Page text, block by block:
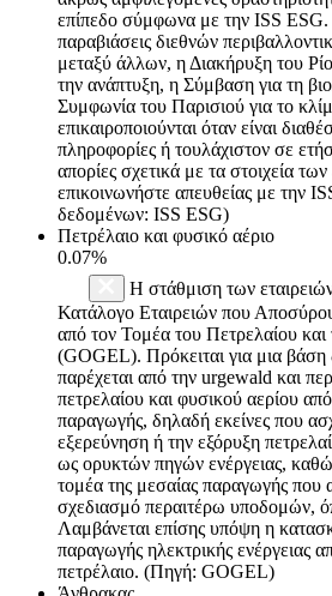
επίπεδο σύμφωνα με την ISS ESG.
παραβιάσεις διεθνών
μεταξύ άλλων, η Διακήρυξη του
την ανάπτυξη, η Σύμβαση για τη
Συμφωνία του Παρισιού για το
επικαιροποιούνται όταν είναι
πληροφορίες ή τουλάχιστον σε
απορίες σχετικά με τα στοιχεία των
επικοινωνήστε απευθείας με την
δεδομένων: ISS ESG)
Πετρέλαιο και φυσικό αέριο
0.07%
Η στάθμιση των
Κατάλογο Εταιρειών που
από τον Τομέα του Πετρελαίου
(GOGEL). Πρόκειται για μια
παρέχεται από την urgewald και
πετρελαίου και φυσικού αερίου
παραγωγής, δηλαδή εκείνες που
εξερεύνηση ή την εξόρυξη
ως ορυκτών πηγών ενέργειας,
τομέα της μεσαίας παραγωγής που
σχεδιασμό περαιτέρω υποδομών,
Λαμβάνεται επίσης υπόψη η
παραγωγής ηλεκτρικής ενέργειας
πετρέλαιο. (Πηγή: GOGEL)